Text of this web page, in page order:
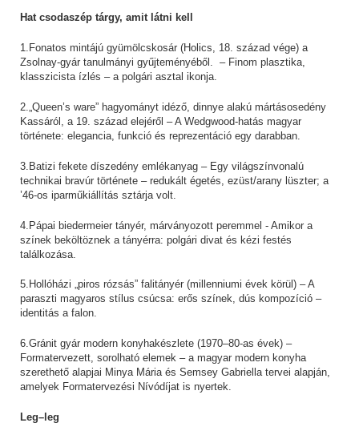
Hat csodaszép tárgy, amit látni kell
1.Fonatos mintájú gyümölcskosár (Holics, 18. század vége) a
Zsolnay-gyár tanulmányi gyűjteményéből. – Finom plasztika,
klasszicista ízlés – a polgári asztal ikonja.
2.„Queen’s ware” hagyományt idéző, dinnye alakú mártásosedény
Kassáról, a 19. század elejéről – A Wedgwood-hatás magyar
története: elegancia, funkció és reprezentáció egy darabban.
3.Batizi fekete díszedény emlékanyag – Egy világszínvonalú
technikai bravúr története – redukált égetés, ezüst/arany lüszter; a
’46-os iparműkiállítás sztárja volt.
4.Pápai biedermeier tányér, márványozott peremmel - Amikor a
színek beköltöznek a tányérra: polgári divat és kézi festés
találkozása.
5.Hollóházi „piros rózsás” falitányér (millenniumi évek körül) – A
paraszti magyaros stílus csúcsa: erős színek, dús kompozíció –
identitás a falon.
6.Gránit gyár modern konyhakészlete (1970–80-as évek) –
Formatervezett, sorolható elemek – a magyar modern konyha
szerethető alapjai Minya Mária és Semsey Gabriella tervei alapján,
amelyek Formatervezési Nívódíjat is nyertek.
Leg–leg